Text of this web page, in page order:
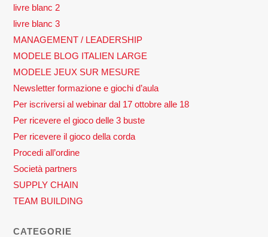
livre blanc 2
livre blanc 3
MANAGEMENT / LEADERSHIP
MODELE BLOG ITALIEN LARGE
MODELE JEUX SUR MESURE
Newsletter formazione e giochi d’aula
Per iscriversi al webinar dal 17 ottobre alle 18
Per ricevere el gioco delle 3 buste
Per ricevere il gioco della corda
Procedi all’ordine
Società partners
SUPPLY CHAIN
TEAM BUILDING
CATEGORIE